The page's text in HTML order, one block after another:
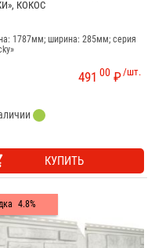
КОКОС
1787мм; ширина: 285мм; серия
/шт.
491 00 ₽
КУПИТЬ
4.8%